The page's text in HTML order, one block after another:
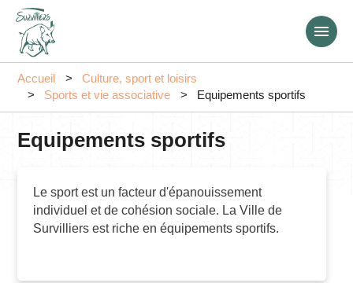
Accueil
Culture, sport et loisirs
Sports et vie associative
Equipements sportifs
Equipements sportifs
Le sport est un facteur d'épanouissement
individuel et de cohésion sociale. La Ville de
Survilliers est riche en équipements sportifs.